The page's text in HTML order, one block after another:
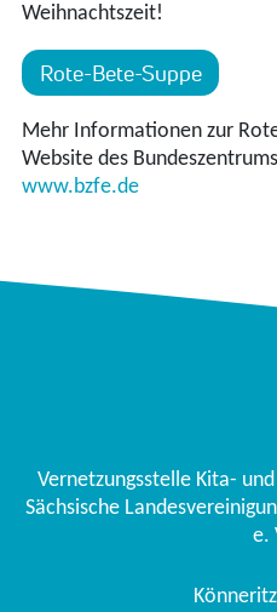
Weihnachtszeit!
Rote-Bete-Suppe
Mehr Informationen zur
Website des
www.bzfe.de
Vernetzungsstelle Kita-
Sächsische
e.